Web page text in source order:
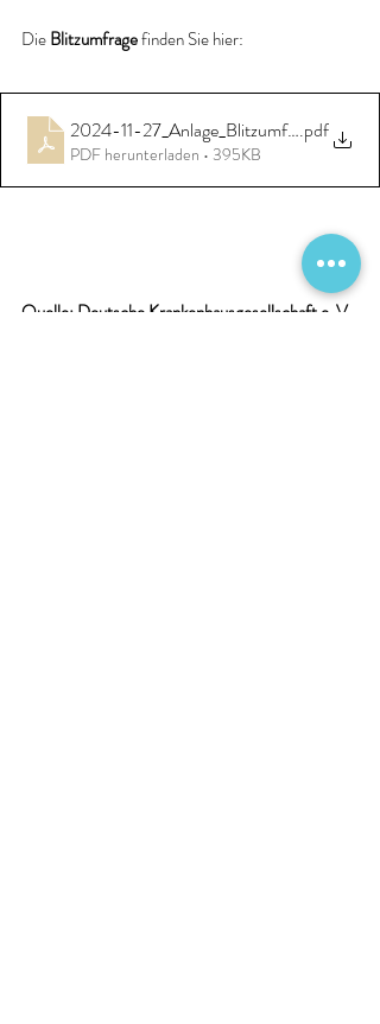
Die Blitzumfrage finden Sie hier:
2024-11- .pdf
PDF herunterladen • 395KB
Quelle: Deutsche Krankenhausgesellschaft e. V.